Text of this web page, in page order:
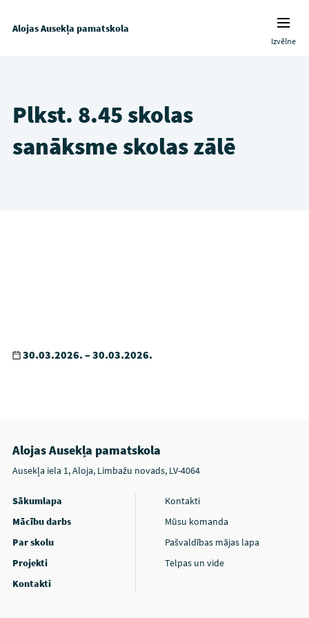
Alojas Ausekļa pamatskola
Izvēlne
Plkst. 8.45 skolas
sanāksme skolas zālē
30.03.2026. – 30.03.2026.
Alojas Ausekļa pamatskola
Ausekļa iela 1, Aloja, Limbažu novads, LV-4064
Sākumlapa
Mācību darbs
Par skolu
Projekti
Kontakti
Kontakti
Mūsu komanda
Pašvaldības mājas lapa
Telpas un vide